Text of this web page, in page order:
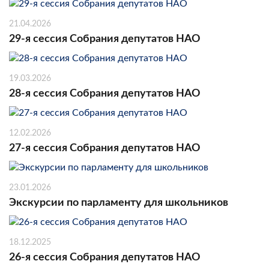
21.04.2026
29-я сессия Собрания депутатов НАО
19.03.2026
28-я сессия Собрания депутатов НАО
12.02.2026
27-я сессия Собрания депутатов НАО
23.01.2026
Экскурсии по парламенту для школьников
18.12.2025
26-я сессия Собрания депутатов НАО